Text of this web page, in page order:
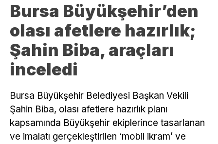
Bursa Büyükşehir’den
olası afetlere hazırlık;
Şahin Biba, araçları
inceledi
Bursa Büyükşehir Belediyesi Başkan Vekili
Şahin Biba, olası afetlere hazırlık planı
kapsamında Büyükşehir ekiplerince tasarlanan
ve imalatı gerçekleştirilen ‘mobil ikram’ ve